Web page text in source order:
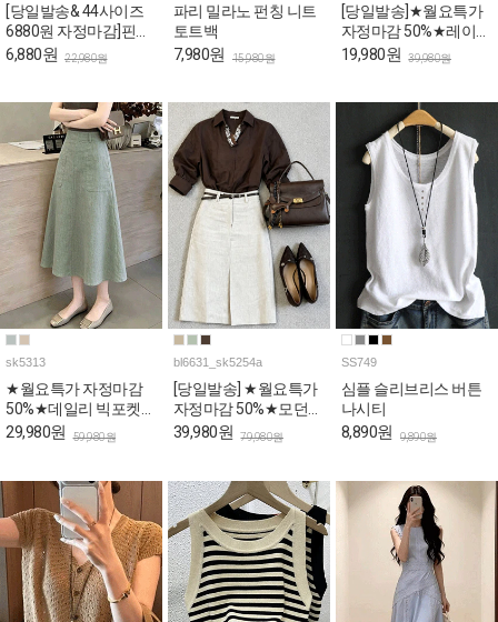
[당일발송& 44사이즈
6880원 자정마감]핀턱
포인트 베이직 코튼 반
6,880원 22,980원
파리 밀라노 펀칭 니트
토트백
7,980원 15,980원
[당일발송]★월요특가
자정마감 50%★레이스
사이드 슬릿 A라인 스
19,980원 39,980원
sk5313
★월요특가 자정마감
50%★데일리 빅포켓
플레어 스커트
29,980원 59,980원
bl6631_sk5254a
[당일발송] ★월요특가
자정마감 50%★모던
오피스룩 블라우스&H
스커트 4SET [스카프&
39,980원 79,980원
SS749
심플 슬리브리스 버튼
나시티
8,890원 9,890원